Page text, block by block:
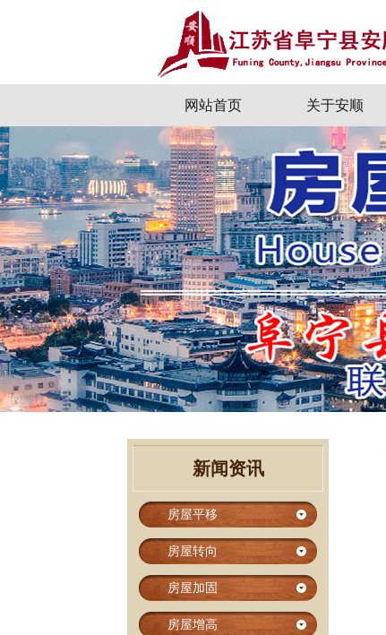
网站首页 关于安顺
新闻资讯
房屋平移
房屋转向
房屋加固
房屋增高